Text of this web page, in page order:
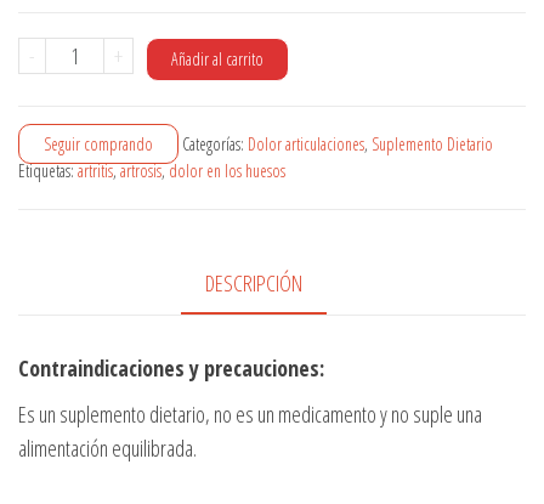
-
Artroswiss
x
30
+ Añadir al carrito
Seguir comprando Categorías: Dolor articulaciones, Suplemento Dietario
Etiquetas:artritis,artrosis,dolor en los huesos
DESCRIPCIÓN
Contraindicaciones y precauciones:
Es un suplemento dietario, no es un medicamento y no suple una
alimentación equilibrada.